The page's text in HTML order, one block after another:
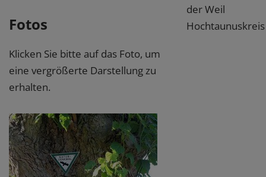
Fotos
Klicken Sie bitte auf das Foto, um
eine vergrößerte Darstellung zu
erhalten.
der Weil
Hochtaunuskreis